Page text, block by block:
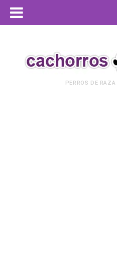
PERROS DE RAZA